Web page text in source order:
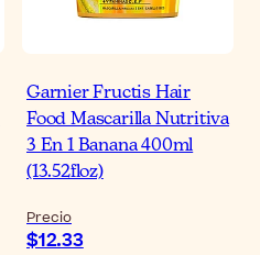
Garnier Fructis Hair
Food Mascarilla Nutritiva
3 En 1 Banana 400ml
(13.52floz)
Precio
$12.33